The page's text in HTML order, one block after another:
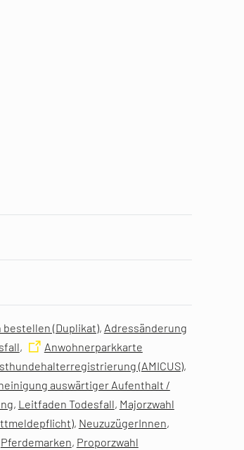
(Duplikat), Adressänderung
,
Anwohnerparkkarte
(AMICUS),
auswärtiger Aufenthalt /
, Leitfaden Todesfall, Majorzwahl
, NeuzuzügerInnen,
Pferdemarken, Proporzwahl